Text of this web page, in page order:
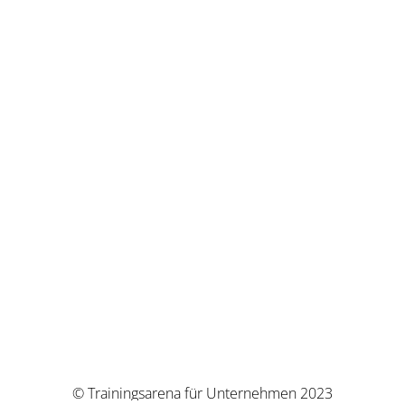
© Trainingsarena für Unternehmen 2023